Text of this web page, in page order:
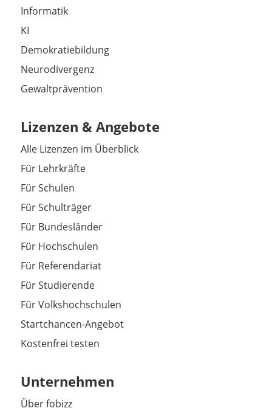
Informatik
KI
Demokratiebildung
Neurodivergenz
Gewaltprävention
Lizenzen & Angebote
Alle Lizenzen im Überblick
Für Lehrkräfte
Für Schulen
Für Schulträger
Für Bundesländer
Für Hochschulen
Für Referendariat
Für Studierende
Für Volkshochschulen
Startchancen-Angebot
Kostenfrei testen
Unternehmen
Über fobizz